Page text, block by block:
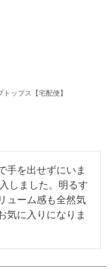
ップス【宅配便】
手を出せずにいま
しました。明るす
ューム感も全然気
気に入りになりま